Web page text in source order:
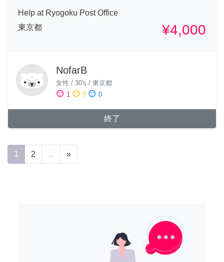
Help at Ryogoku Post Office
東京都
¥4,000
NofarB
女性 / 30's / 東京都
sentiment_satisfied 1 sentiment_neutral 0 sentiment_dissatisfied 0
終了
1 2 ... »